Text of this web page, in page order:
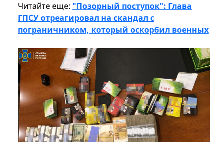
Читайте еще: "Позорный поступок": Глава
ГПСУ отреагировал на скандал с
пограничником, который оскорбил военных